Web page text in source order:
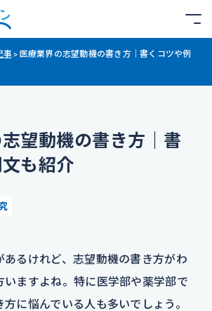
事 > 医療業界の志望動機の書き方｜書くコツや例
望動機の書き方｜書
も紹介
あるけれど、志望動機の書き方がわ
いますよね。特に医学部や薬学部で
に悩んでいる人も多いでしょう。